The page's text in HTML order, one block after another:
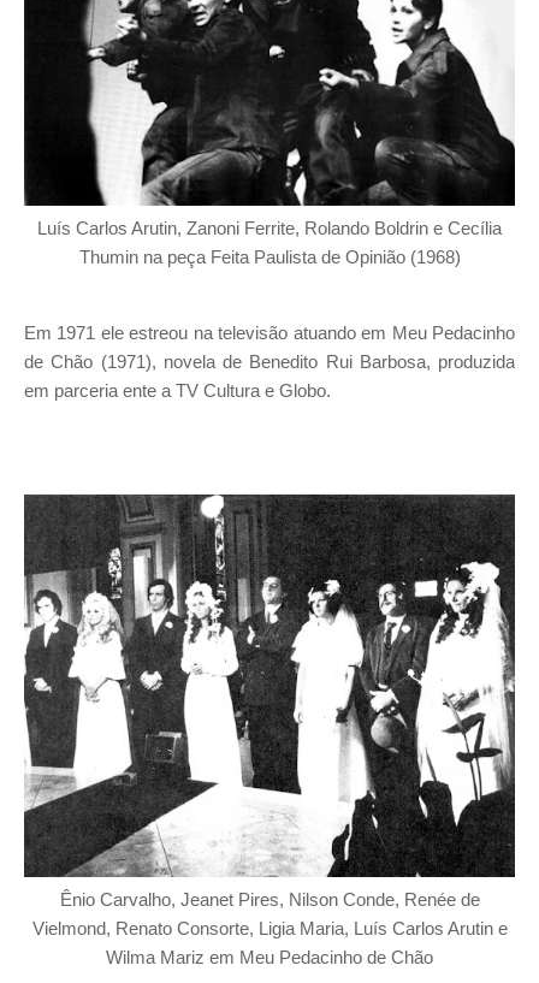
Luís Carlos Arutin, Zanoni Ferrite, Rolando Boldrin e Cecília
Thumin na peça Feita Paulista de Opinião (1968)
Em 1971 ele estreou na televisão atuando em Meu Pedacinho
de Chão (1971), novela de Benedito Rui Barbosa, produzida
em parceria ente a TV Cultura e Globo.
Ênio Carvalho, Jeanet Pires, Nilson Conde, Renée de
Vielmond, Renato Consorte, Ligia Maria, Luís Carlos Arutin e
Wilma Mariz em Meu Pedacinho de Chão